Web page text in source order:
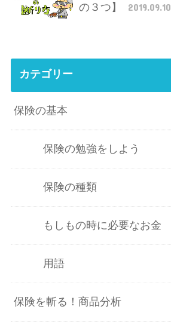
の３つ】
2019.09.10
カテゴリー
保険の基本
保険の勉強をしよう
保険の種類
もしもの時に必要なお金
用語
保険を斬る！商品分析